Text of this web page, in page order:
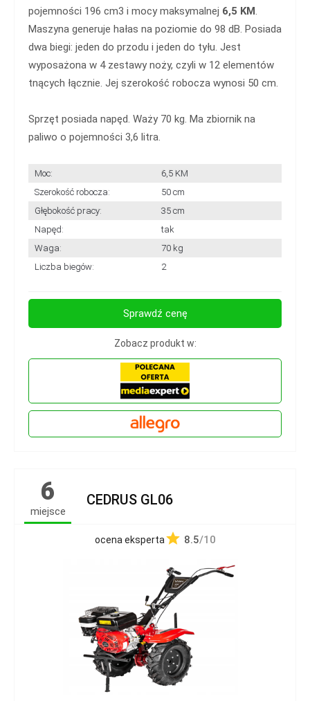
pojemności 196 cm3 i mocy maksymalnej 6,5 KM.
Maszyna generuje hałas na poziomie do 98 dB. Posiada
dwa biegi: jeden do przodu i jeden do tyłu. Jest
wyposażona w 4 zestawy noży, czyli w 12 elementów
tnących łącznie. Jej szerokość robocza wynosi 50 cm.
Sprzęt posiada napęd. Waży 70 kg. Ma zbiornik na
paliwo o pojemności 3,6 litra.
Moc:
6,5 KM
Szerokość robocza:
50 cm
Głębokość pracy:
35 cm
Napęd:
tak
Waga:
70 kg
Liczba biegów:
2
Sprawdź cenę
Zobacz produkt w:
6
miejsce
CEDRUS GL06
ocena eksperta 8.5/10